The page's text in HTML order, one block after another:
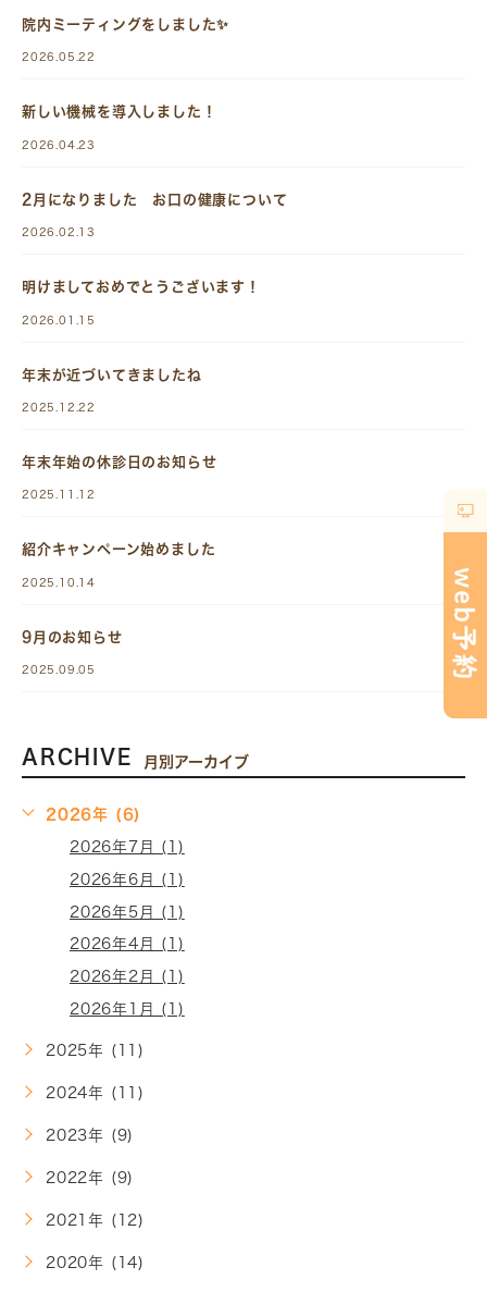
院内ミーティングをしました✨
2026.05.22
新しい機械を導入しました！
2026.04.23
2月になりました お口の健康について
2026.02.13
明けましておめでとうございます！
2026.01.15
年末が近づいてきましたね
2025.12.22
年末年始の休診日のお知らせ
2025.11.12
紹介キャンペーン始めました
2025.10.14
9月のお知らせ
2025.09.05
ARCHIVE 月別アーカイブ
2026年 (6)
2026年7月 (1)
2026年6月 (1)
2026年5月 (1)
2026年4月 (1)
2026年2月 (1)
2026年1月 (1)
2025年 (11)
2024年 (11)
2023年 (9)
2022年 (9)
2021年 (12)
2020年 (14)